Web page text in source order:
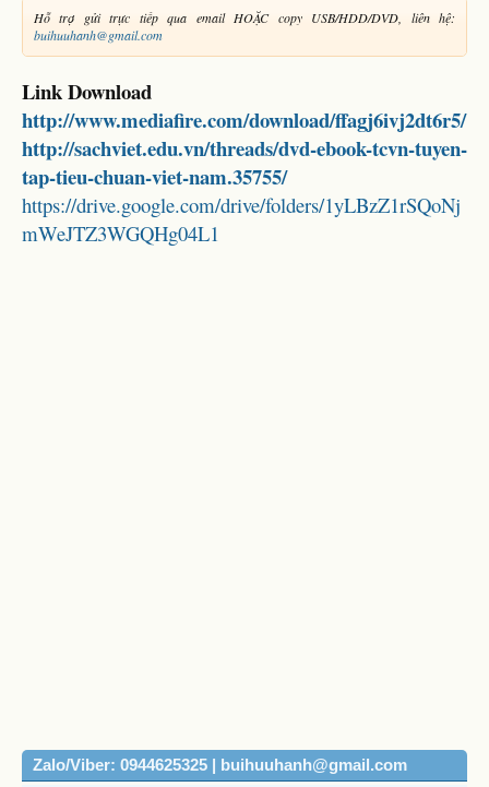
Hỗ trợ gửi trực tiếp qua email HOẶC copy USB/HDD/DVD, liên hệ:
buihuuhanh@gmail.com
Link Download
http://www.mediafire.com/download/ffagj6ivj2dt6r5/
http://sachviet.edu.vn/threads/dvd-ebook-tcvn-tuyen-
tap-tieu-chuan-viet-nam.35755/
https://drive.google.com/drive/folders/1yLBzZ1rSQoNj
mWeJTZ3WGQHg04L1
Zalo/Viber: 0944625325 | buihuuhanh@gmail.com